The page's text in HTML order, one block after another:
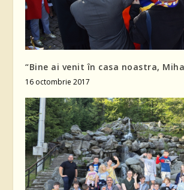
“Bine ai venit în casa noastra,
16 octombrie 2017